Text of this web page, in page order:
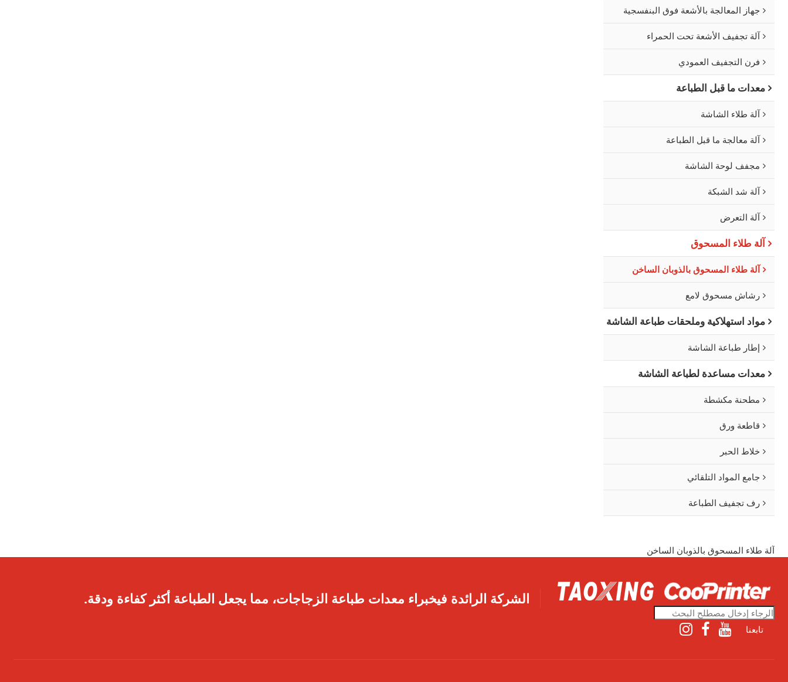
جهاز المعالجة بالأشعة فوق البنفسجية
آلة تجفيف الأشعة تحت الحمراء
فرن التجفيف العمودي
معدات ما قبل الطباعة
آلة طلاء الشاشة
آلة معالجة ما قبل الطباعة
مجفف لوحة الشاشة
آلة شد الشبكة
آلة التعرض
آلة طلاء المسحوق
آلة طلاء المسحوق بالذوبان الساخن
رشاش مسحوق لامع
مواد استهلاكية وملحقات طباعة الشاشة
إطار طباعة الشاشة
معدات مساعدة لطباعة الشاشة
مطحنة مكشطة
قاطعة ورق
خلاط الحبر
جامع المواد التلقائي
رف تجفيف الطباعة
آلة طلاء المسحوق بالذوبان الساخن
الشركة الرائدة فيخبراء معدات طباعة الزجاجات، مما يجعل الطباعة أكثر كفاءة ودقة.
تابعنا